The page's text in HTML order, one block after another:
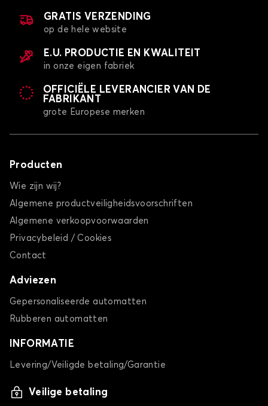
GRATIS VERZENDING
op de hele website
E.U. PRODUCTIE EN KWALITEIT
in onze eigen fabriek
OFFICIËLE LEVERANCIER VAN DE
FABRIKANT
grote Europese merken
Producten
Wie zijn wij?
Algemene productveiligheidsvoorschriften
Algemene verkoopvoorwaarden
Privacybeleid / Cookies
Contact
Adviezen
Gepersonaliseerde automatten
Rubberen automatten
INFORMATIE
Levering/Veiligde betaling/Garantie
Veilige betaling